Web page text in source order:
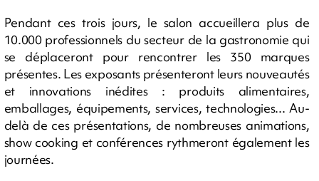
Pendant ces trois jours, le salon accueillera plus de
10.000 professionnels du secteur de la gastronomie qui
se déplaceront pour rencontrer les 350 marques
présentes. Les exposants présenteront leurs nouveautés
et innovations inédites : produits alimentaires,
emballages, équipements, services, technologies... Au-
delà de ces présentations, de nombreuses animations,
show cooking et conférences rythmeront également les
journées.